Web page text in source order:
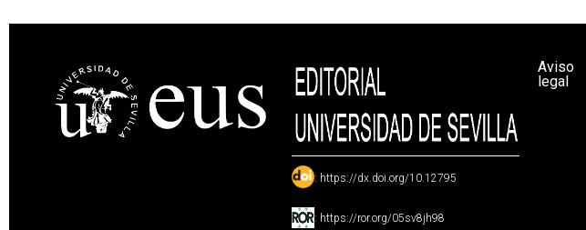
: https://dx.doi.org/10.12795
: https://ror.org/05sv8jh98
Aviso
legal